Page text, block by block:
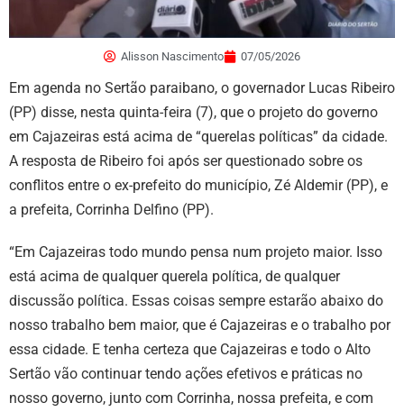
Alisson Nascimento 07/05/2026
Em agenda no Sertão paraibano, o governador Lucas Ribeiro
(PP) disse, nesta quinta-feira (7), que o projeto do governo
em Cajazeiras está acima de “querelas políticas” da cidade.
A resposta de Ribeiro foi após ser questionado sobre os
conflitos entre o ex-prefeito do município, Zé Aldemir (PP), e
a prefeita, Corrinha Delfino (PP).
“Em Cajazeiras todo mundo pensa num projeto maior. Isso
está acima de qualquer querela política, de qualquer
discussão política. Essas coisas sempre estarão abaixo do
nosso trabalho bem maior, que é Cajazeiras e o trabalho por
essa cidade. E tenha certeza que Cajazeiras e todo o Alto
Sertão vão continuar tendo ações efetivos e práticas no
nosso governo, junto com Corrinha, nossa prefeita, e com